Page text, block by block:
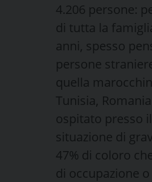
4.206 persone:
di tutta la
anni, spesso
persone
quella
Tunisia,
ospitato presso
situazione di
47% di coloro
di occupazione